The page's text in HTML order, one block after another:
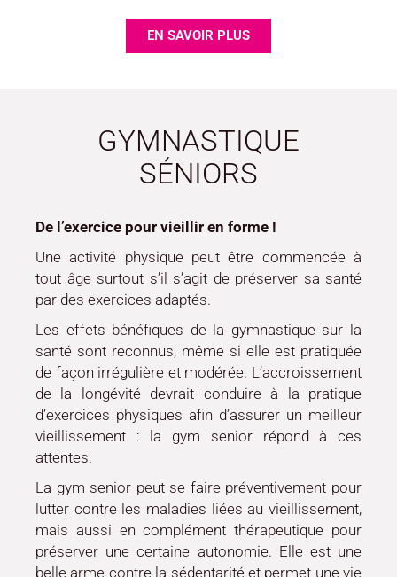
EN SAVOIR PLUS
GYMNASTIQUE
SÉNIORS
De l’exercice pour vieillir en forme !
Une activité physique peut être commencée à
tout âge surtout s’il s’agit de préserver sa santé
par des exercices adaptés.
Les effets bénéfiques de la gymnastique sur la
santé sont reconnus, même si elle est pratiquée
de façon irrégulière et modérée. L’accroissement
de la longévité devrait conduire à la pratique
d’exercices physiques afin d’assurer un meilleur
vieillissement : la gym senior répond à ces
attentes.
La gym senior peut se faire préventivement pour
lutter contre les maladies liées au vieillissement,
mais aussi en complément thérapeutique pour
préserver une certaine autonomie. Elle est une
belle arme contre la sédentarité et permet une vie